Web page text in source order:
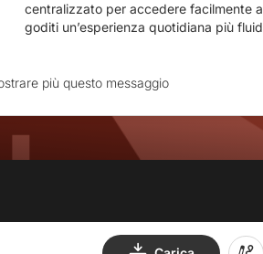
centralizzato per accedere facilmente
goditi un’esperienza quotidiana più
più questo messaggio